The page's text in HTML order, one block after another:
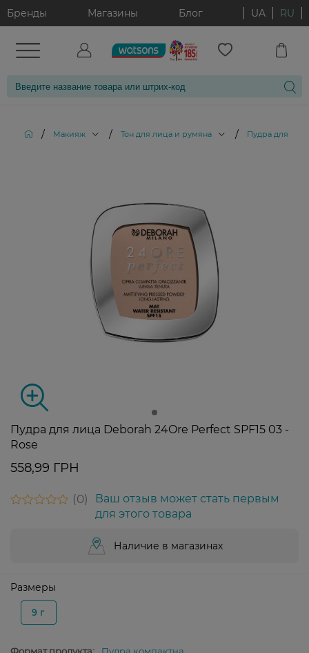
Бренды Магазины Блог UA RU
/ Макияж / Тон для лица и румяна / Пудра для
Пудра для лица Deborah 24Ore Perfect SPF15 03 -
Rose
558,99 ГРН
0
Ваш отзыв может стать первым
для этого товара
Наличие в магазинах
Размеры
9 г